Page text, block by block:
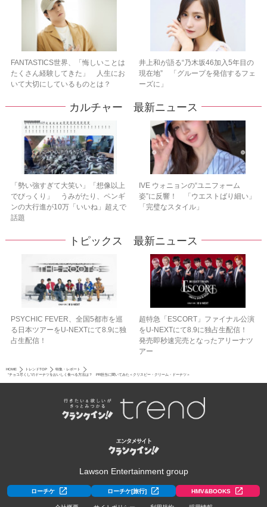
FANTASTICS世界、「悔しいことは
たくさん経験してきた」 人生にお
いて大切にしているものとは？
井上和が語る“乃木坂46加入5年目の
現在地” 「グループを発信するフェ
ーズに」
カルチャー 最新ニュース
「勢い強すぎて大笑い」「想像以上
でびっくり」 うみがたり、ペンギ
ンの大行進が10万「いいね」超えで
話題
IVE ウォニョンの“ユニフォーム
姿”に反響！ 「ウエストばり細い」
「完璧なスタイル」
トピックス 最新ニュース
PSYCHIC FEVER、全国5都市を巡
る日本ツアーをU‐NEXTにて8.9に独
占生配信！
超特急「ESCORT」ファイナル公演
をU-NEXTにて8.9に独占生配信！
発売即秒速完売となったアリーナツ
アー
HOME トレンドTOP
特集・レポート
“チョコ尽くし”のドーナツをおいしく食べる方法は？ PR担当に聞いてみた＜クリスピー・クリーム・ドーナツ＞
Lawson Entertainment group
ローチケ ローチケ[旅行] HMV&BOOKS